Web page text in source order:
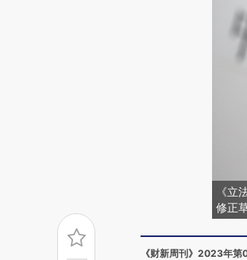
《立
修正
《财新周刊》2023年第